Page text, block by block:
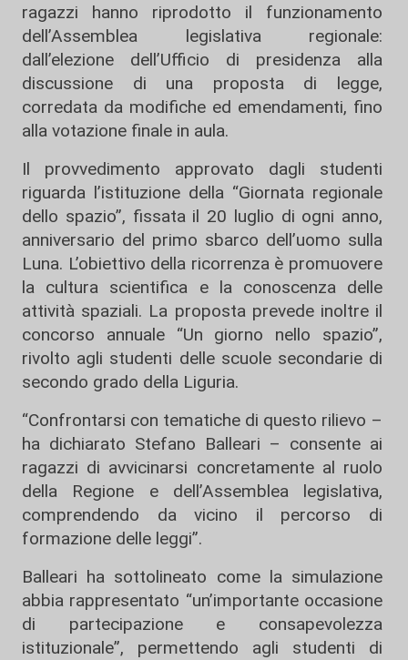
ragazzi hanno riprodotto il funzionamento
dell’Assemblea legislativa regionale:
dall’elezione dell’Ufficio di presidenza alla
discussione di una proposta di legge,
corredata da modifiche ed emendamenti, fino
alla votazione finale in aula.
Il provvedimento approvato dagli studenti
riguarda l’istituzione della “Giornata regionale
dello spazio”, fissata il 20 luglio di ogni anno,
anniversario del primo sbarco dell’uomo sulla
Luna. L’obiettivo della ricorrenza è promuovere
la cultura scientifica e la conoscenza delle
attività spaziali. La proposta prevede inoltre il
concorso annuale “Un giorno nello spazio”,
rivolto agli studenti delle scuole secondarie di
secondo grado della Liguria.
“Confrontarsi con tematiche di questo rilievo –
ha dichiarato Stefano Balleari – consente ai
ragazzi di avvicinarsi concretamente al ruolo
della Regione e dell’Assemblea legislativa,
comprendendo da vicino il percorso di
formazione delle leggi”.
Balleari ha sottolineato come la simulazione
abbia rappresentato “un’importante occasione
di partecipazione e consapevolezza
istituzionale”, permettendo agli studenti di